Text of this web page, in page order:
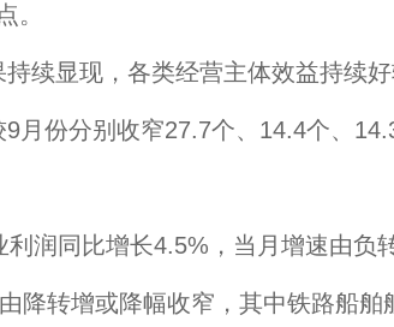
。
显现，各类经营主体效益持续
月份分别收窄27.7个、14.4个、
同比增长4.5%，当月增速由负
降转增或降幅收窄，其中铁路船